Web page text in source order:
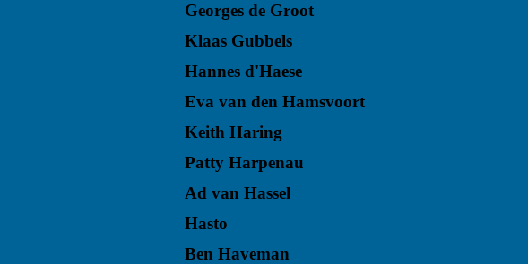
Georges de Groot
Klaas Gubbels
Hannes d'Haese
Eva van den Hamsvoort
Keith Haring
Patty Harpenau
Ad van Hassel
Hasto
Ben Haveman